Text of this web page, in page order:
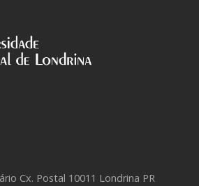
Cx. Postal 10011 Londrina PR